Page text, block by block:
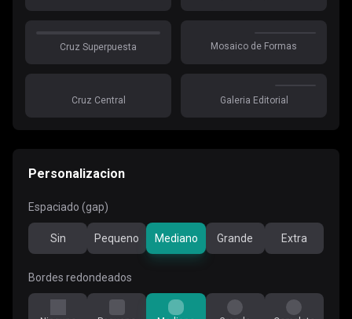
Cruz Superpuesta Mosaico de Formas
Cruz Central Galeria Editorial
Personalizacion
Espaciado (gap)
Sin Pequeno Mediano Grande Extra
Bordes redondeados